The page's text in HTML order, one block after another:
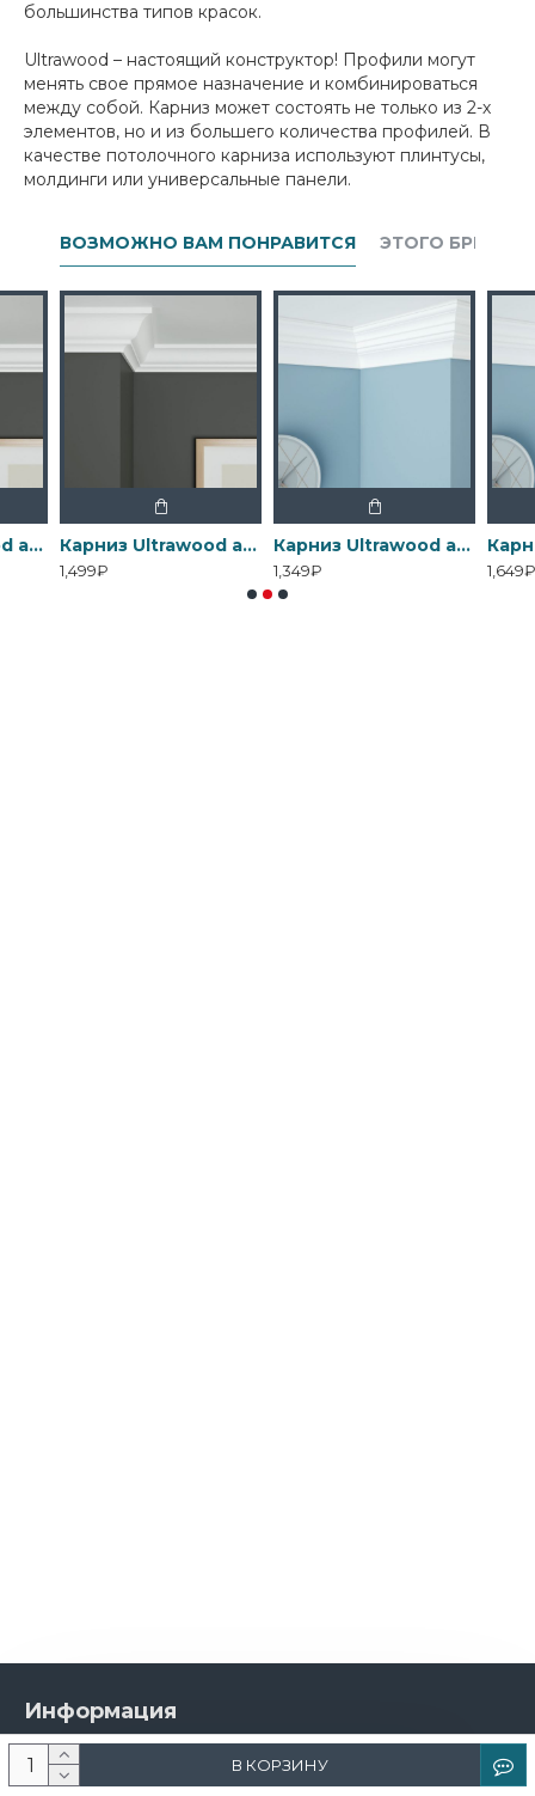
В КОРЗИНУ
большинства типов красок.
Ultrawood – настоящий конструктор! Профили могут
менять свое прямое назначение и комбинироваться
между собой. Карниз может состоять не только из 2-х
элементов, но и из большего количества профилей. В
качестве потолочного карниза используют плинтусы,
молдинги или универсальные панели.
ВОЗМОЖНО ВАМ ПОНРАВИТСЯ ЭТОГО БРЕНДА
Карниз Ultrawood арт. CR 0001 (2440 х 80 х 75) Карниз Ultrawood арт. CR 0001 i (2000 х 80 х 75)
1,499₽
Карниз Ultrawood арт. CR 0002 (2000 х 95 х 85)
1,349₽ 1,649₽
Информация
О компании
Новости и акции